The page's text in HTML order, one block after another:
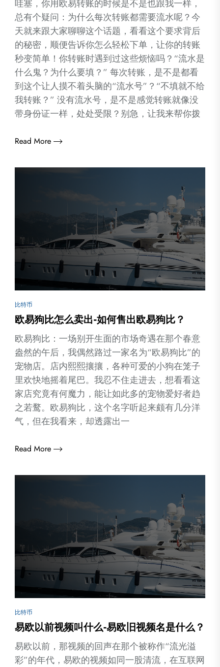
哇塞，你用欧易转账的时候是不是也跟我一样，
总有个疑问：为什么每次转账都需要流水呢？今
天就来跟大家聊聊这个话题，看看这个要求背后
的秘密，顺便告诉你怎么轻松下单，让你的转账
秒变简单！你转账时遇到过这些烦恼吗？“流水是
什么鬼？为什么要填？” 每次转账，是不是都看
到这个让人摸不着头脑的“流水号”？“不填就不给
我转账？” 没有流水号，是不是感觉转账就像没
带身份证一样，处处受限？别急，让我来帮你拨
Read More
比特币
欧易狗比怎么卖出-如何售出欧易狗比？
欧易狗比：一场别开生面的市场奇遇在那个春意
盎然的午后，我偶然路过一家名为“欧易狗比”的
宠物店。店内熙熙攘攘，各种可爱的小狗在笼子
里欢快地摇着尾巴。我忍不住走进去，想看看这
家店究竟有何魔力，能让如此多的宠物爱好者趋
之若鹜。欧易狗比，这个名字听起来颇有几分洋
气，但在我看来，却透露出一
Read More
比特币
易欧以前视频叫什么-易欧旧视频名是什么？
易欧以前，那视频的回声在那个被称作“流光溢
彩”的年代，易欧的视频如同一股清流，在互联网